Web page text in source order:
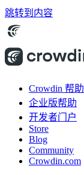
跳转到内容
Crowdin 帮助
企业版帮助
开发者门户
Store
Blog
Community
Crowdin.com